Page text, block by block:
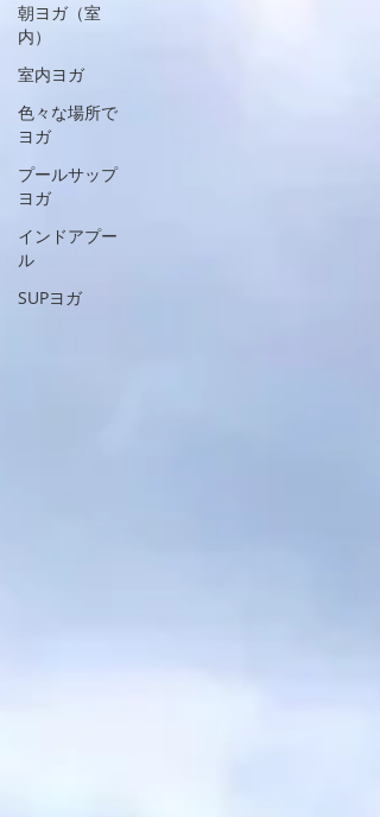
朝ヨガ（室
内）
室内ヨガ
色々な場所で
ヨガ
プールサップ
ヨガ
インドアプー
ル
SUPヨガ